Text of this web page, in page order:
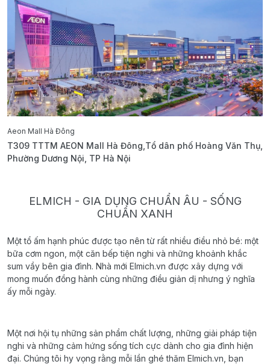
Aeon Mall Hà Đông
T309 TTTM AEON Mall Hà Đông,Tổ dân phố Hoàng Văn Thụ,
Phường Dương Nội, TP Hà Nội
ELMICH - GIA DỤNG CHUẨN ÂU - SỐNG
CHUẨN XANH
Một tổ ấm hạnh phúc được tạo nên từ rất nhiều điều nhỏ bé: một
bữa cơm ngon, một căn bếp tiện nghi và những khoảnh khắc
sum vầy bên gia đình. Nhà mới Elmich.vn được xây dựng với
mong muốn đồng hành cùng những điều giản dị nhưng ý nghĩa
ấy mỗi ngày.
Một nơi hội tụ những sản phẩm chất lượng, những giải pháp tiện
nghi và những cảm hứng sống tích cực dành cho gia đình hiện
đại. Chúng tôi hy vọng rằng mỗi lần ghé thăm Elmich.vn, bạn